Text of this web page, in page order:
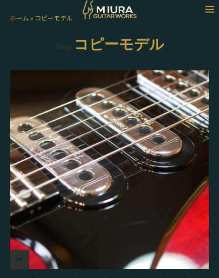
ホーム » コピーモデル
Tag: コピーモデル